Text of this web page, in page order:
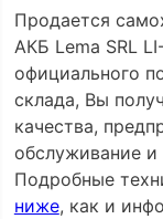
Продается
АКБ Lema SRL
официального
склада, Вы
качества,
обслуживание и
Подробные
ниже, как и